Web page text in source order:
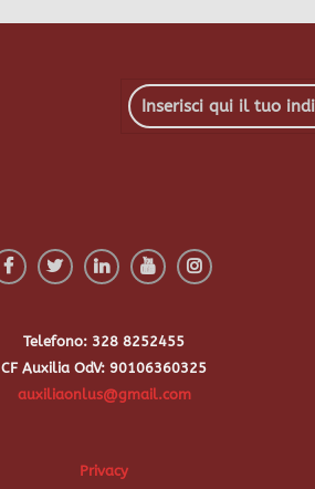
Telefono: 328 8252455
CF Auxilia OdV: 90106360325
auxiliaonlus@gmail.com
Privacy